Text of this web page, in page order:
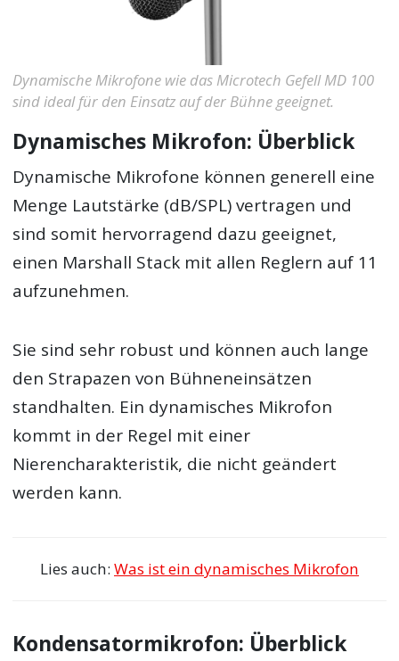
Dynamische Mikrofone wie das Microtech Gefell MD 100
sind ideal für den Einsatz auf der Bühne geeignet.
Dynamisches Mikrofon: Überblick
Dynamische Mikrofone können generell eine
Menge Lautstärke (dB/SPL) vertragen und
sind somit hervorragend dazu geeignet,
einen Marshall Stack mit allen Reglern auf 11
aufzunehmen.
Sie sind sehr robust und können auch lange
den Strapazen von Bühneneinsätzen
standhalten. Ein dynamisches Mikrofon
kommt in der Regel mit einer
Nierencharakteristik, die nicht geändert
werden kann.
Lies auch: Was ist ein dynamisches Mikrofon
Kondensatormikrofon: Überblick